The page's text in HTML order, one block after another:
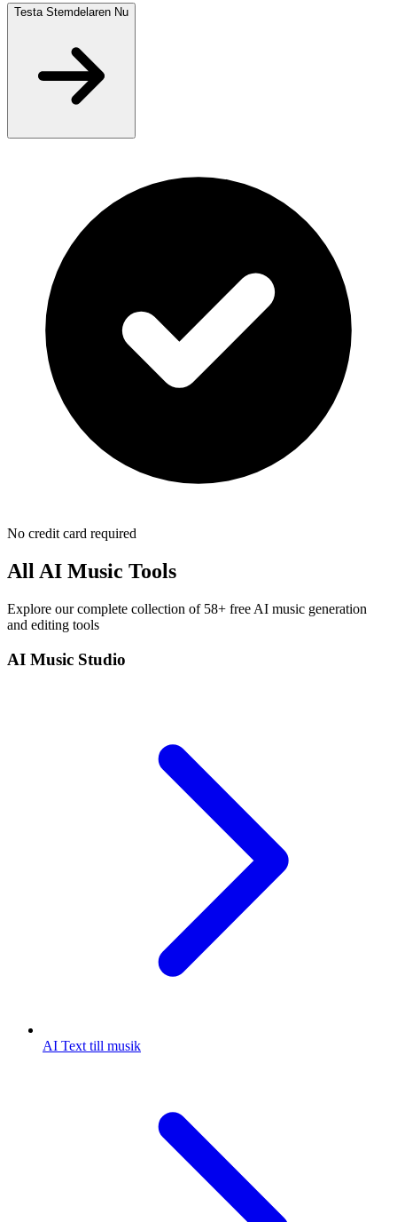
Testa Stemdelaren Nu
No credit card required
All AI Music Tools
Explore our complete collection of 58+ free AI music generation
and editing tools
AI Music Studio
AI Text till musik